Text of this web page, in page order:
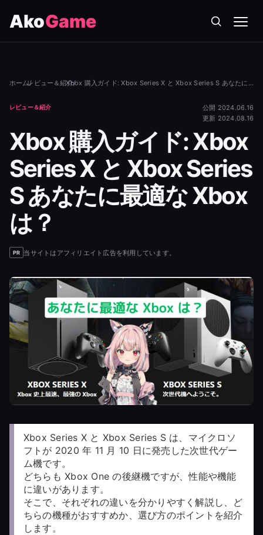
AkoGame
ホーム/
レビュー＆紹介/ Xbox 購入ガイド: Xbox Series X と Xbox Series S あなたに最適な Xbox は？
レビュー＆紹介
公開 2024.06.16
更新 2024.08.16
Xbox 購入ガイド: Xbox
Series X と Xbox Series
S あなたに最適な Xbox
は？
PR 当サイトはアフィリエイト広告を利用しています。
Xbox Series X と Xbox Series S は、マイクロソ
フトが 2020 年 11 月 10 日に発売した次世代ゲー
ム機です。
どちらも Xbox One の後継機ですが、性能や機能
に違いがあります。
そこで、それぞれの違いを分かりやすく解説し、ど
ちらの機種がおすすめか、選び方のポイントを紹介
します。